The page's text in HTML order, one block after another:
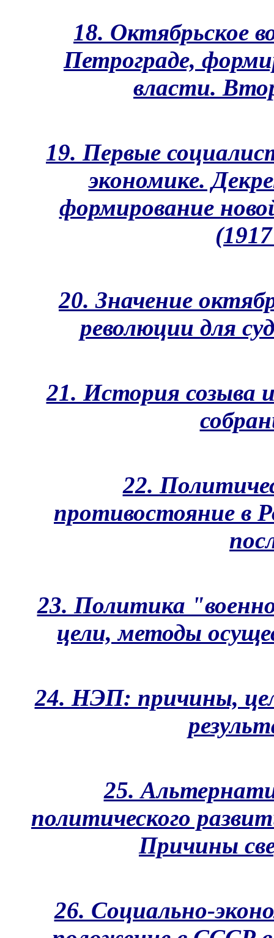
18. Октябрьское
Петрограде,
власти.
19. Первые
экономике.
формирование
20. Значение
революции для
21. История созыва
22.
противостояние в
23. Политика
цели, методы
24. НЭП: причины,
25.
политического
Причины
26. Социально-